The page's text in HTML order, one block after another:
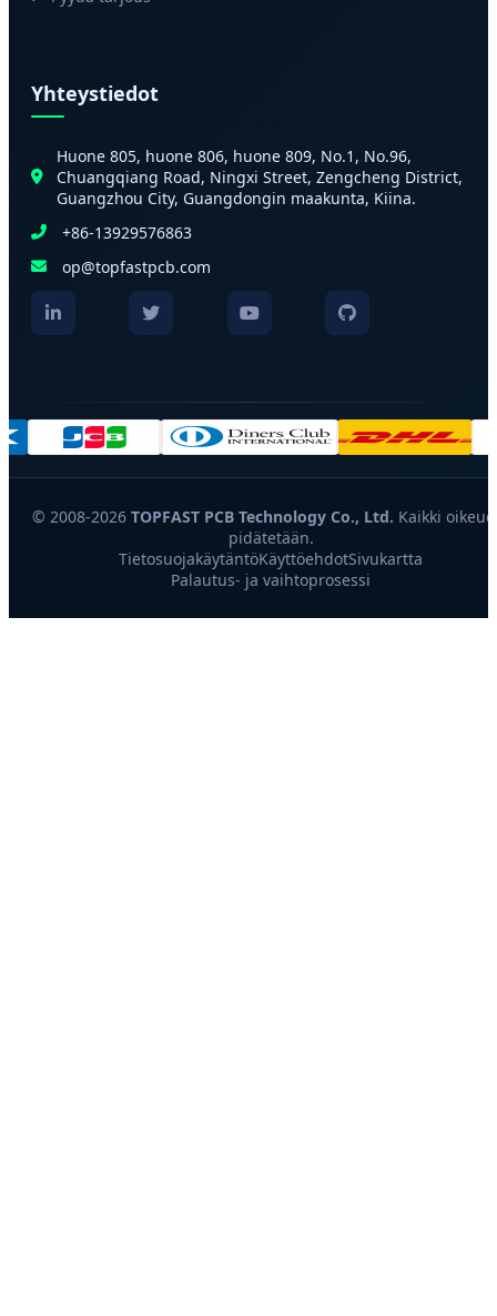
Yhteystiedot
Huone 805, huone 806, huone 809, No.1, No.96,
Chuangqiang Road, Ningxi Street, Zengcheng District,
Guangzhou City, Guangdongin maakunta, Kiina.
+86-13929576863
op@topfastpcb.com
© 2008-2026 TOPFAST PCB Technology Co., Ltd. Kaikki
pidätetään.
TietosuojakäytäntöKäyttöehdotSivukartta
Palautus- ja vaihtoprosessi